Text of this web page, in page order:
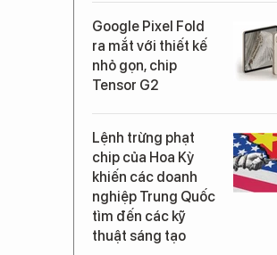
Google Pixel Fold
ra mắt với thiết kế
nhỏ gọn, chip
Tensor G2
Lệnh trừng phạt
chip của Hoa Kỳ
khiến các doanh
nghiệp Trung Quốc
tìm đến các kỹ
thuật sáng tạo